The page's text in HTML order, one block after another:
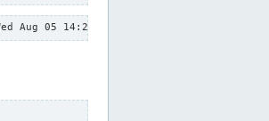
Aug 05 14:21:51 CEST 2026/down.txt"